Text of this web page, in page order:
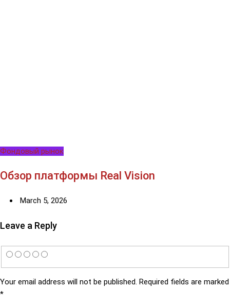
Фондовый рынок
Обзор платформы Real Vision
March 5, 2026
Leave a Reply
Your email address will not be published. Required fields are marked
*